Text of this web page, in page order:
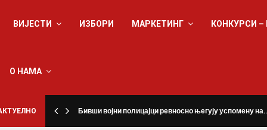
ВИЈЕСТИ ИЗБОРИ МАРКЕТИНГ КОНКУРСИ
О НАМА
Бивши војни полицајци ревносно његују успомену